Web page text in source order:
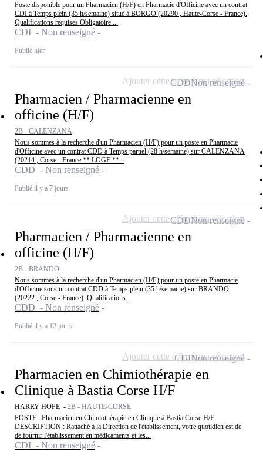
Poste disponible pour un Pharmacien (H/F) en Pharmacie d'Officine avec un contrat
CDI à Temps plein (35 h/semaine) situé à BORGO (20290 , Haute-Corse - France).
Qualifications requises Obligatoire ...
CDI - Non renseigné
Publié hier
Pharmacien / Pharmacienne en
officine (H/F)
2B - CALENZANA
Nous sommes à la recherche d'un Pharmacien (H/F) pour un poste en Pharmacie
d'Officine avec un contrat CDD à Temps partiel (28 h/semaine) sur CALENZANA
(20214 , Corse - France ** LOGE **...
CDD - Non renseigné
Publié il y a 7 jours
CDDNon renseigné
Ajouter cette offre à ma sélection
Pharmacien / Pharmacienne en
officine (H/F)
2B - BRANDO
Nous sommes à la recherche d'un Pharmacien (H/F) pour un poste en Pharmacie
d'Officine sous un contrat CDD à Temps plein (35 h/semaine) sur BRANDO
(20222 , Corse - France). Qualifications...
CDD - Non renseigné
Publié il y a 12 jours
CDDNon renseigné
Ajouter cette offre à ma sélection
Pharmacien en Chimiothérapie en
Clinique à Bastia Corse H/F
HARRY HOPE - 2B - HAUTE-CORSE
POSTE : Pharmacien en Chimiothérapie en Clinique à Bastia Corse H/F
DESCRIPTION : Rattaché à la Direction de l'établissement, votre quotidien est de
de fournir l'établissement en médicaments et les...
CDI - Non renseigné
CDINon renseigné
Ajouter cette offre à ma sélection